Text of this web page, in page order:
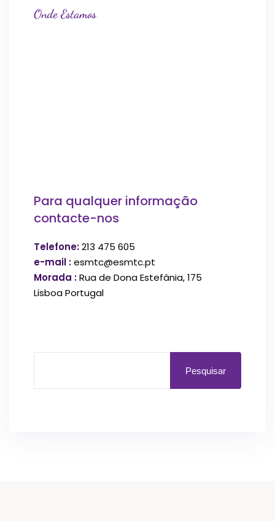
Onde Estamos
Para qualquer informação
contacte-nos
Telefone:213 475 605
e-mail :esmtc@esmtc.pt
Morada :Rua de Dona Estefânia, 175
Lisboa Portugal
Pesquisar